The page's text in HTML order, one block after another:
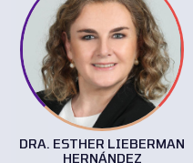
DRA. ESTHER LIEBERMAN
HERNÁNDEZ